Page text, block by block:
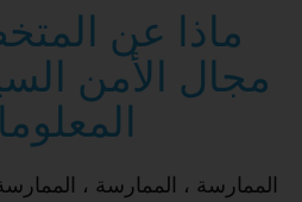
ماذا عن
مجال الأمن
الممارسة ، الممارسة ،